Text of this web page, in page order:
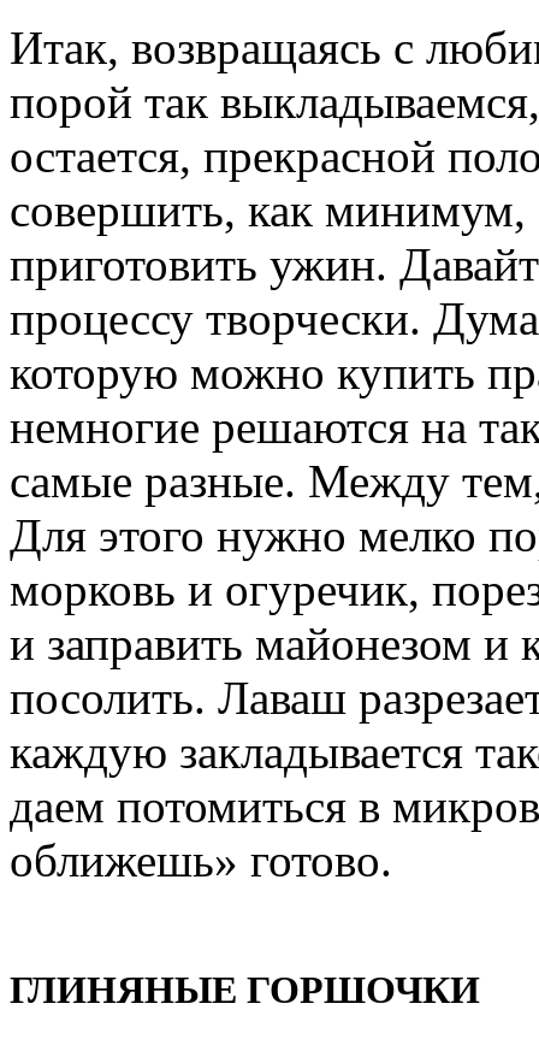
Итак, возвращаясь с
порой так
остается, прекрасной
совершить, как
приготовить ужин.
процессу творчески.
которую можно купить
немногие решаются на
самые разные. Между
Для этого нужно мелко
морковь и огуречик,
и заправить майонезом
посолить. Лаваш
каждую закладывается
даем потомиться в
оближешь» готово.
ГЛИНЯНЫЕ ГОРШОЧКИ